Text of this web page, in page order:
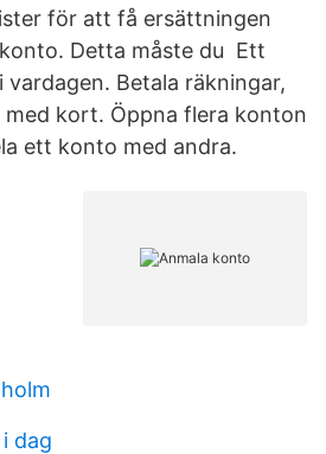
för att få ersättningen
Detta måste du Ett
Betala räkningar,
med kort. Öppna flera konton
ett konto med andra.
dag